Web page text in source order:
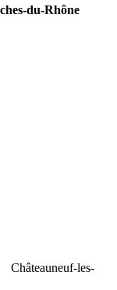
du-Rhône
Châteauneuf-les-